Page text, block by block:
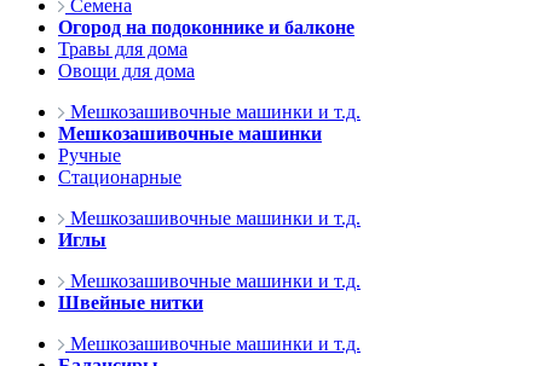
Семена
Огород на подоконнике и балконе
Травы для дома
Овощи для дома
Мешкозашивочные машинки и т.д.
Мешкозашивочные машинки
Ручные
Стационарные
Мешкозашивочные машинки и т.д.
Иглы
Мешкозашивочные машинки и т.д.
Швейные нитки
Мешкозашивочные машинки и т.д.